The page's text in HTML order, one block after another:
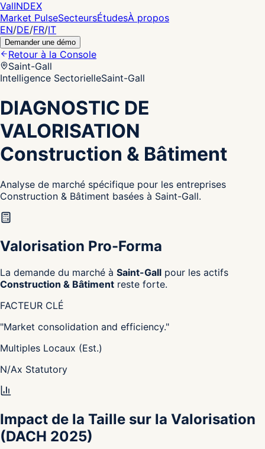
ValINDEX
Market PulseSecteursÉtudesÀ propos
EN/DE/FR/IT
Demander une démo
Retour à la Console
Saint-Gall
Intelligence SectorielleSaint-Gall
DIAGNOSTIC DE
VALORISATION
Construction & Bâtiment
Analyse de marché spécifique pour les entreprises
Construction & Bâtiment basées à Saint-Gall.
Valorisation Pro-Forma
La demande du marché à Saint-Gall pour les actifs
Construction & Bâtiment reste forte.
FACTEUR CLÉ
"Market consolidation and efficiency."
Multiples Locaux (Est.)
N/Ax Statutory
Impact de la Taille sur la Valorisation
(DACH 2025)